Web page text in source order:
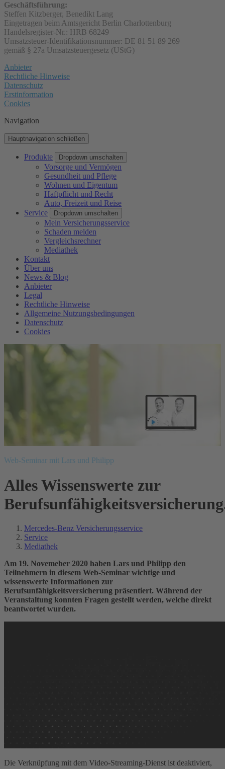
Geschäftsführung:
Steffen Kitzberger, Benedikt Lang
Eingetragen beim Amtsgericht Berlin Charlottenburg
Handelsregister-Nr.: HRB 68249
Umsatzsteuer-Identifikationsnummer: DE 81 51 89 269
gemäß § 27a Umsatzsteuergesetz (UStG)
Anbieter
Rechtliche Hinweise
Datenschutz
Erstinformation
Cookies
Navigation
Hauptnavigation schließen
Produkte Dropdown umschalten
Vorsorge und Vermögen
Gesundheit und Pflege
Wohnen und Eigentum
Haftpflicht und Recht
Auto, Freizeit und Reise
Service
Dropdown umschalten
Mein Versicherungsservice
Schaden melden
Vergleichsrechner
Mediathek
Kontakt
Über uns
News & Blog
Anbieter
Legal
Rechtliche Hinweise
Allgemeine Nutzungsbedingungen
Datenschutz
Cookies
Web-Seminar mit Lars und Philipp
Alles Wissenswerte zur
Mercedes-Benz Versicherungsservice
Service
Mediathek
Am 19. Novemeber 2020 haben Lars und Philipp den
Teilnehmern in diesem Web-Seminar wichtige und
wissenswerte Informationen zur
Berufsunfähigkeitsversicherung präsentiert. Während der
Veranstaltung konnten Fragen gestellt werden, welche direkt
beantwortet wurden.
Die Verknüpfung mit dem Video-Streaming-Dienst ist deaktiviert,